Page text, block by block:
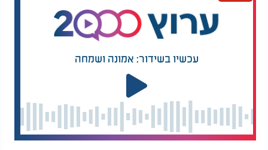
עכשיו בשידור: אמונה ושמחה